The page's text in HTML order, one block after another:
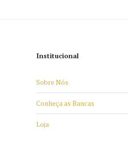
Institucional
Sobre Nós
Conheça as Bancas
Loja